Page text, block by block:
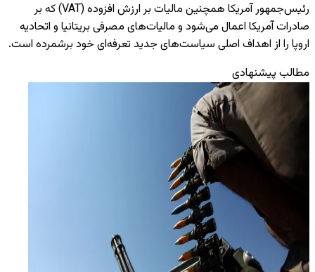
رئیس‌جمهور آمریکا همچنین مالیات بر ارزش افزوده (VAT) که بر
صادرات آمریکا اعمال می‌شود و مالیات‌های مصرفی بریتانیا و اتحادیه
اروپا را از اهداف اصلی سیاست‌های جدید تعرفه‌ای خود برشمرده است.
مطالب پیشنهادی